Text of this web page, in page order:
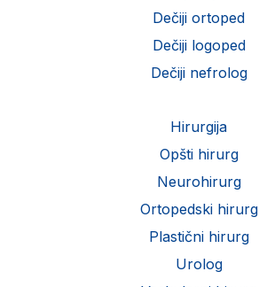
Dečiji ortoped
Dečiji logoped
Dečiji nefrolog
Hirurgija
Opšti hirurg
Neurohirurg
Ortopedski hirurg
Plastični hirurg
Urolog